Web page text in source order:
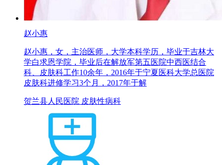
赵小惠
赵小惠，女，主治医师，大学本科学历，毕业于吉林大
学白求恩学院，毕业后在解放军第五医院中西医结合
科、皮肤科工作10余年，2016年于宁夏医科大学总医院
皮肤科进修学习3个月，2017年于解
贺兰县人民医院 皮肤性病科